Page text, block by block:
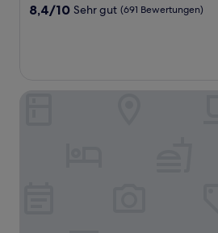
8.4
Bewertungen)
8,4/10 Sehr gut (691 Bewertungen)